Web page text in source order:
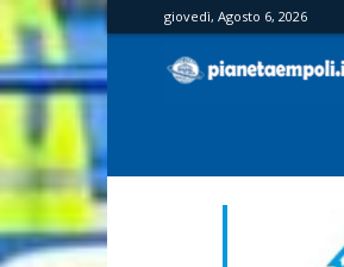
giovedì, Agosto 6, 2026